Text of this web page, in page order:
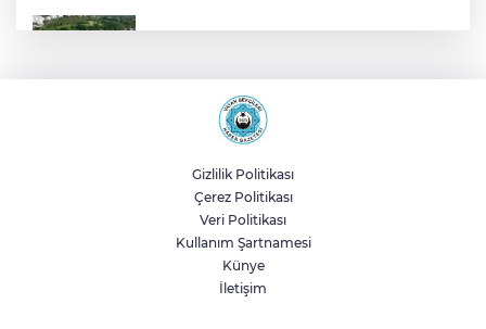
İzmir’de engelli yurttaşlar denizle
Fuar 38'de 'Neşeli Günler' nostaljisi
Kayseri Büyükşehir'den suyun
Gizlilik Politikası
Çerez Politikası
Veri Politikası
Kullanım Şartnamesi
Künye
İletişim